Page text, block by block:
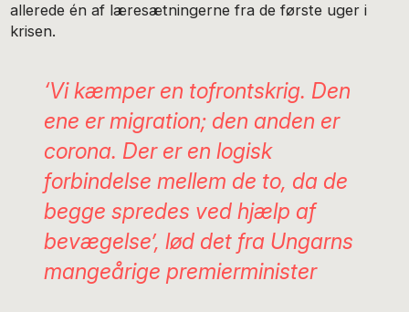
allerede én af læresætningerne fra de første uger i
krisen.
‘Vi kæmper en tofrontskrig. Den
ene er migration; den anden er
corona. Der er en logisk
forbindelse mellem de to, da de
begge spredes ved hjælp af
bevægelse’, lød det fra Ungarns
mangeårige premierminister